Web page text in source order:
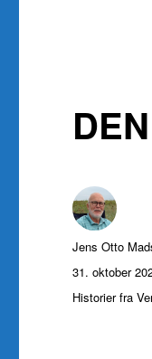
Forfatter
Jens Otto
Udgivet
31. oktober
Kategorier
Historier fra